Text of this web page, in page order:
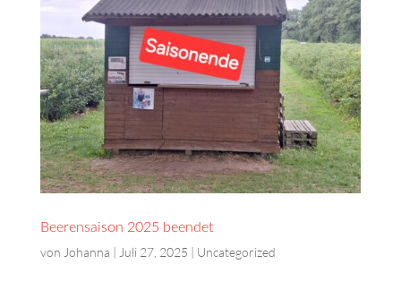
Beerensaison 2025 beendet
von Johanna | Juli 27, 2025 | Uncategorized